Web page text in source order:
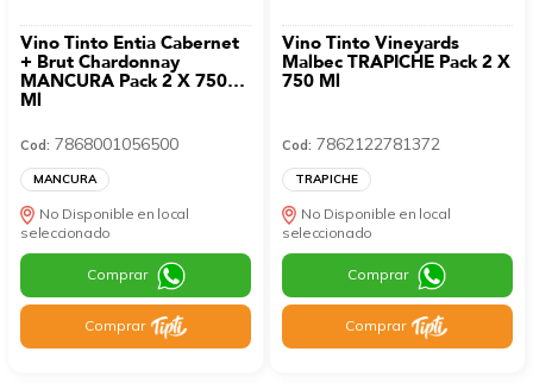
Vino Tinto Entia Cabernet
+ Brut Chardonnay
MANCURA Pack 2 X 750
Ml
Cod: 7868001056500
MANCURA
No Disponible en local
seleccionado
Comprar
Comprar
Vino Tinto Vineyards
Malbec TRAPICHE Pack 2 X
750 Ml
Cod: 7862122781372
TRAPICHE
No Disponible en local
seleccionado
Comprar
Comprar